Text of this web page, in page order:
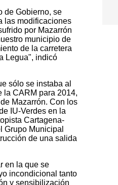
de Gobierno, se
las modificaciones
por Mazarrón
municipio de
de la carretera
Legua", indicó
sólo se instaba al
la CARM para 2014,
Mazarrón. Con los
IU-Verdes en la
Cartagena-
Grupo Municipal
de una salida
en la que se
incondicional tanto
y sensibilización